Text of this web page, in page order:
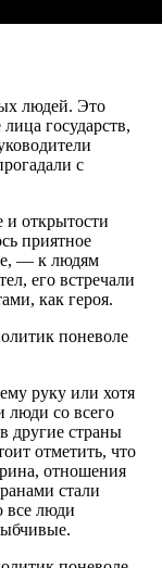
людей. Это
государств,
с
и открытости
приятное
— к людям
его встречали
как героя.
руку или хотя
люди со всего
другие страны
отметить, что
отношения
стали
все люди